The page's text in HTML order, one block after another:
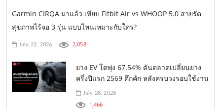
Garmin CIRQA มาแล้ว เทียบ Fitbit Air vs WHOOP 5.0 สายรัด
สุขภาพไร้จอ 3 รุ่น แบบไหนเหมาะกับใคร?
July 22, 2026 2,058
ยาง EV โตพุ่ง 67.54% ดันตลาดเปลี่ยนยาง
ครึ่งปีแรก 2569 คึกคัก หลังครบวงรอบใช้งาน
July 28, 2026
1,466